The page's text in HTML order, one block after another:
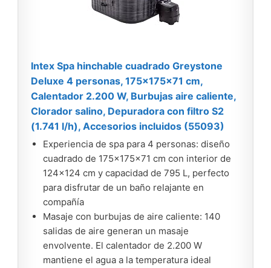
Intex Spa hinchable cuadrado Greystone
Deluxe 4 personas, 175x175x71 cm,
Calentador 2.200 W, Burbujas aire caliente,
Clorador salino, Depuradora con filtro S2
(1.741 l/h), Accesorios incluidos (55093)
Experiencia de spa para 4 personas: diseño
cuadrado de 175x175x71 cm con interior de
124x124 cm y capacidad de 795 L, perfecto
para disfrutar de un baño relajante en
compañía
Masaje con burbujas de aire caliente: 140
salidas de aire generan un masaje
envolvente. El calentador de 2.200 W
mantiene el agua a la temperatura ideal